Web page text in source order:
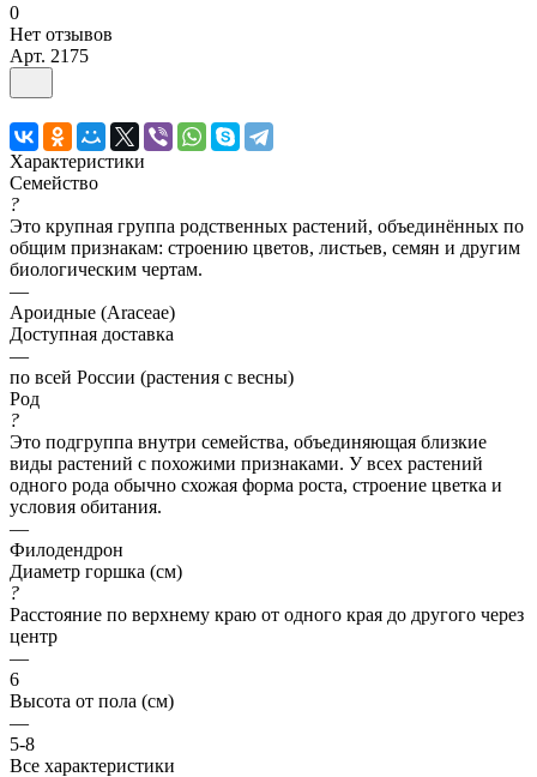
0
Нет отзывов
Арт. 2175
Характеристики
Семейство
?
Это крупная группа родственных растений, объединённых по
общим признакам: строению цветов, листьев, семян и другим
биологическим чертам.
—
Ароидные (Araceae)
Доступная доставка
—
по всей России (растения с весны)
Род
?
Это подгруппа внутри семейства, объединяющая близкие
виды растений с похожими признаками. У всех растений
одного рода обычно схожая форма роста, строение цветка и
условия обитания.
—
Филодендрон
Диаметр горшка (см)
?
Расстояние по верхнему краю от одного края до другого через
центр
—
6
Высота от пола (см)
—
5-8
Все характеристики